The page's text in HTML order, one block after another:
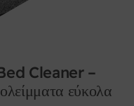
Cleaner –
εύκολα